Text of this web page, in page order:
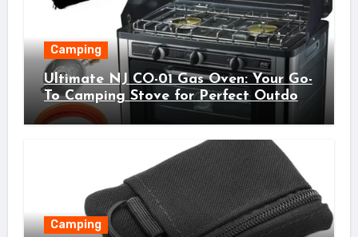
Camping
Ultimate NJ CO-01 Gas Oven: Your Go-
To Camping Stove for Perfect Outdoor
Cooking!
Camping